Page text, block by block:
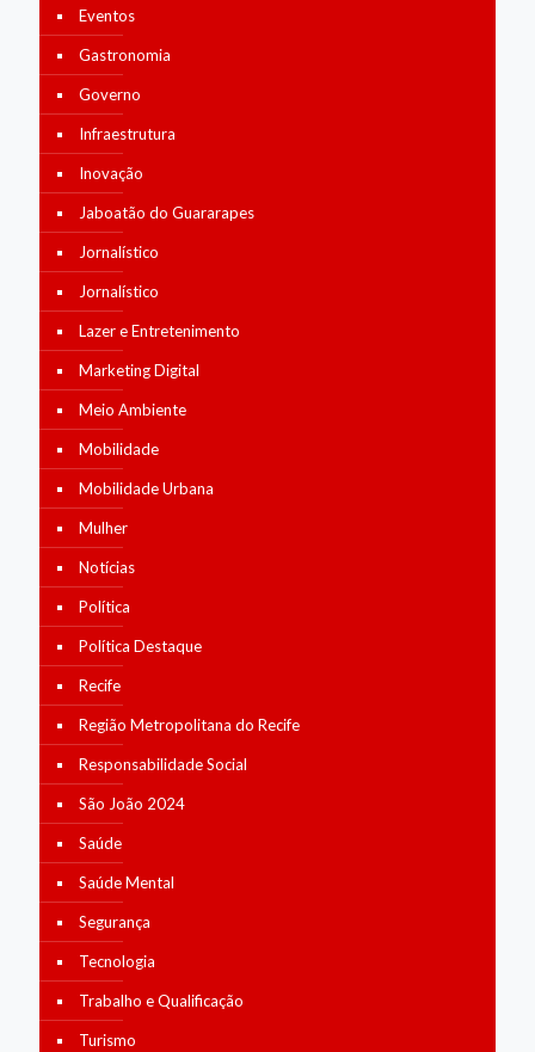
Eventos
Gastronomia
Governo
Infraestrutura
Inovação
Jaboatão do Guararapes
Jornalístico
Jornalístico
Lazer e Entretenimento
Marketing Digital
Meio Ambiente
Mobilidade
Mobilidade Urbana
Mulher
Notícias
Política
Política Destaque
Recife
Região Metropolitana do Recife
Responsabilidade Social
São João 2024
Saúde
Saúde Mental
Segurança
Tecnologia
Trabalho e Qualificação
Turismo